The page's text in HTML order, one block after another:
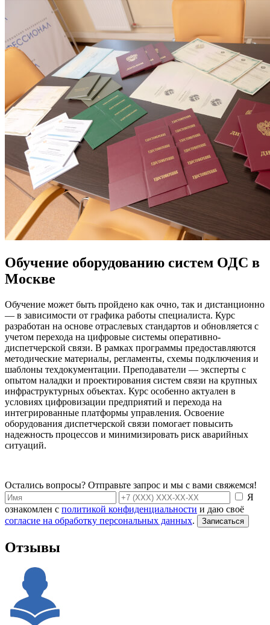
Обучение оборудованию систем ОДС в
Москве
Обучение может быть пройдено как очно, так и дистанционно
— в зависимости от графика работы специалиста. Курс
разработан на основе отраслевых стандартов и обновляется с
учетом перехода на цифровые системы оперативно-
диспетчерской связи. В рамках программы предоставляются
методические материалы, регламенты, схемы подключения и
шаблоны техдокументации. Преподаватели — эксперты с
опытом наладки и проектирования систем связи на крупных
инфраструктурных объектах. Курс особенно актуален в
условиях цифровизации предприятий и перехода на
интегрированные платформы управления. Освоение
оборудования диспетчерской связи помогает повысить
надежность процессов и минимизировать риск аварийных
ситуаций.
Остались вопросы? Отправьте запрос и мы с вами свяжемся!
Я
ознакомлен с политикой конфиденциальности и даю своё
согласие на обработку персональных данных. Записаться
Отзывы